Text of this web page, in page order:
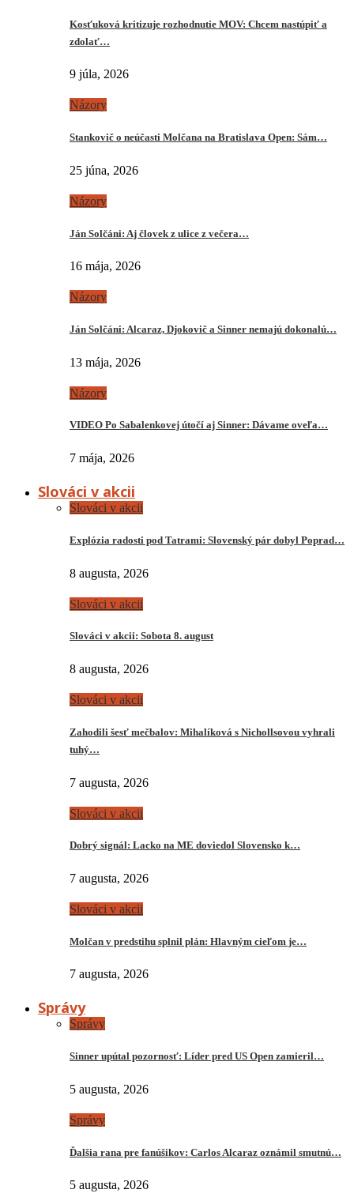
Kosťuková kritizuje rozhodnutie MOV: Chcem nastúpiť a
zdolať…
9 júla, 2026
Názory
Stankovič o neúčasti Molčana na Bratislava Open: Sám…
25 júna, 2026
Názory
Ján Solčáni: Aj človek z ulice z večera…
16 mája, 2026
Názory
Ján Solčáni: Alcaraz, Djokovič a Sinner nemajú dokonalú…
13 mája, 2026
Názory
VIDEO Po Sabalenkovej útočí aj Sinner: Dávame oveľa…
7 mája, 2026
Slováci v akcii
Slováci v akcii
Explózia radosti pod Tatrami: Slovenský pár dobyl Poprad…
8 augusta, 2026
Slováci v akcii
Slováci v akcii: Sobota 8. august
8 augusta, 2026
Slováci v akcii
Zahodili šesť mečbalov: Mihalíková s Nichollsovou vyhrali
tuhý…
7 augusta, 2026
Slováci v akcii
Dobrý signál: Lacko na ME doviedol Slovensko k…
7 augusta, 2026
Slováci v akcii
Molčan v predstihu splnil plán: Hlavným cieľom je…
7 augusta, 2026
Správy
Správy
Sinner upútal pozornosť: Líder pred US Open zamieril…
5 augusta, 2026
Správy
Ďalšia rana pre fanúšikov: Carlos Alcaraz oznámil smutnú…
5 augusta, 2026